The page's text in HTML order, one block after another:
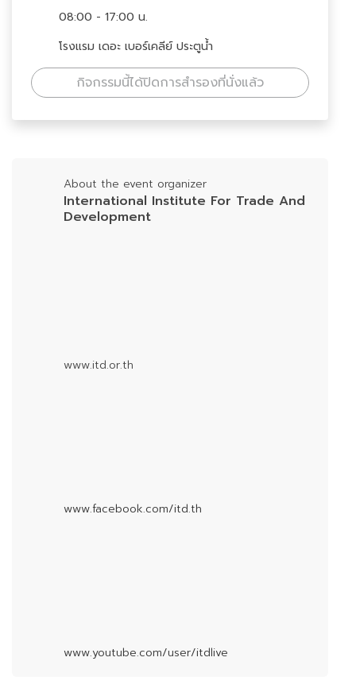
08:00 - 17:00 น.
โรงแรม เดอะ เบอร์เคลีย์ ประตูน้ำ
กิจกรรมนี้ได้ปิดการสำรองที่นั่งแล้ว
About the event organizer
International Institute For Trade And
Development
www.itd.or.th
www.facebook.com/itd.th
www.youtube.com/user/itdlive